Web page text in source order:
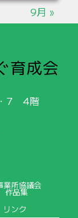
9月 »
・7 4階
業所協議会
作品集
リンク